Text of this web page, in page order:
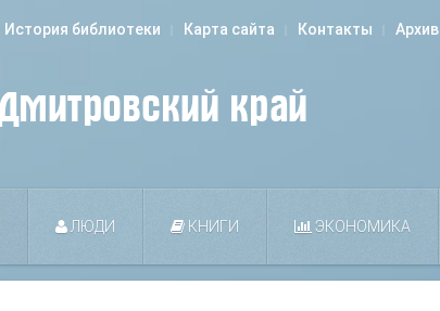
История библиотеки Карта сайта Контакты Архив
ЛЮДИ КНИГИ ЭКОНОМИКА